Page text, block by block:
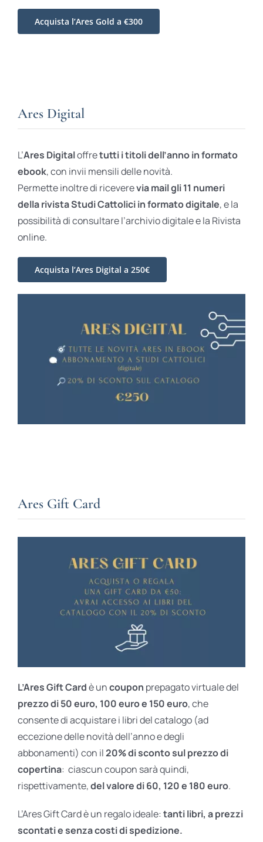
Acquista l’Ares Gold a €300
Ares Digital
L’Ares Digitaloffretutti i titoli dell’anno in formato
ebook, con invii mensili delle novità.
Permette inoltre di riceverevia mail gli 11 numeri
della rivista Studi Cattolici in formato digitale, e la
possibilità di consultare l’archivio digitale e la Rivista
online.
Acquista l’Ares Digital a 250€
Ares Gift Card
L’Ares Gift Cardè uncoupon prepagato virtuale del
prezzo di 50 euro, 100 euro e 150 euro, che
consente di acquistare i libri del catalogo (ad
eccezione delle novità dell’anno e degli
abbonamenti) con il20% di sconto sul prezzo di
copertina: ciascun coupon sarà quindi,
rispettivamente,del valore di 60, 120 e 180 euro.
L’Ares Gift Card è un regalo ideale: tanti libri, a prezzi
scontati esenza costi di spedizione.